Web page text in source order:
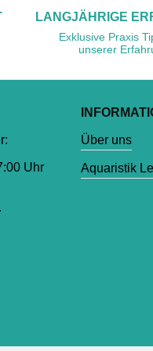
LANGJÄHRIGE
Exklusive Praxis
unserer
Uhr
.
Über uns
Aquaristik